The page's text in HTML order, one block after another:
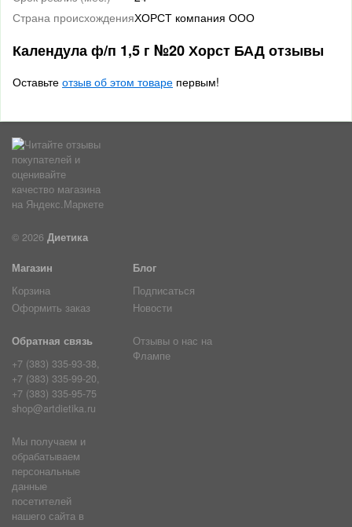
Страна происхожденияХОРСТ компания ООО
Календула ф/п 1,5 г №20 Хорст БАД отзывы
Оставьте отзыв об этом товаре первым!
© 2026 Диетика
Магазин
Корзина
Оформить заказ
Блог
Подписаться
Новости
Обратная связь
+7 (383) 335-93-38,
+7 (383) 335-99-20,
+7 (383) 335-95-75
shop@artdietika.ru
Отзывы о нас на
Флампе
Мы получаем и
обрабатываем
персональные
данные
посетителей
нашего сайта в